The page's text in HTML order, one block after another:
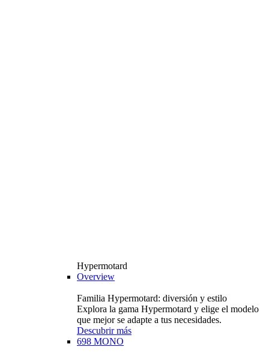
Hypermotard
Overview
Familia Hypermotard: diversión y estilo
Explora la gama Hypermotard y elige el modelo
que mejor se adapte a tus necesidades.
Descubrir más
698 MONO